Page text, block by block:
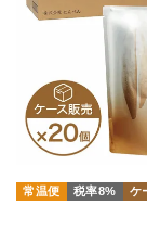
常温便 税率8% ケ